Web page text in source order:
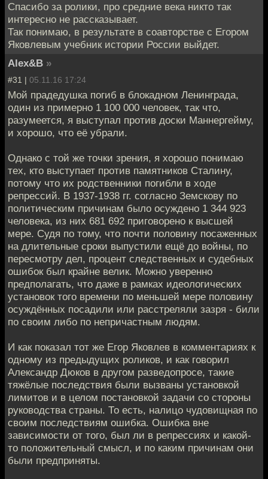
Спасибо за ролики, про средние века никто так
интересно не рассказывает.
Так понимаю, в результате в соавторстве с Егором
Яковлевым учебник истории России выйдет.
Alex&B »
#31 | 05.11.16 17:24
Мой прадедушка погиб в блокадном Ленинграда,
один из примерно 1 100 000 человек, так что,
разумеется, я выступал против доски Маннергейму,
и хорошо, что её убрали.
Однако с той же точки зрения, я хорошо понимаю
тех, кто выступает против памятников Сталину,
потому что их родственники погибли в ходе
репрессий. В 1937-1938 гг. согласно Земскову по
политическим причинам было осуждено 1 344 923
человека, из них 681 692 приговорено к высшей
мере. Судя по тому, что почти половину посаженных
на длительные сроки выпустили ещё до войны, по
пересмотру дел, процент следственных и судебных
ошибок был крайне велик. Можно уверенно
предполагать, что даже в рамках идеологических
установок того времени по меньшей мере половину
осуждённых посадили или расстреляли зазря - били
по своим либо по непричастным людям.
И как показал тот же Егор Яковлев в комментариях к
одному из предыдущих роликов, и как говорил
Александр Дюков в другом разведопросе, такие
тяжёлые последствия были вызваны установкой
лимитов и в целом постановкой задачи со стороны
руководства страны. То есть, налицо чудовищная по
своим последствиям ошибка. Ошибка вне
зависимости от того, был ли в репрессиях и какой-
то положительный смысл, и по каким причинам они
были предприняты.